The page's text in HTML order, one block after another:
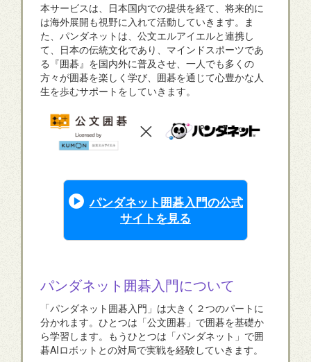
本サービスは、日本国内での提供を経て、将来的に
は海外展開も視野に入れて活動していきます。ま
た、パンダネットは、公文エルアイエルと連携し
て、日本の伝統文化であり、マインドスポーツであ
る『囲碁』を国内外に普及させ、一人でも多くの
方々が囲碁を楽しく学び、囲碁を通じて心豊かな人
生を歩むサポートをしていきます。
パンダネット囲碁入門の公式
サイトを見る
パンダネット囲碁入門について
「パンダネット囲碁入門」は大きく２つのパートに
分かれます。ひとつは「公文囲碁」で囲碁を基礎か
ら学習します。もうひとつは「パンダネット」で囲
碁AIロボットとの対局で実戦を経験していきます。